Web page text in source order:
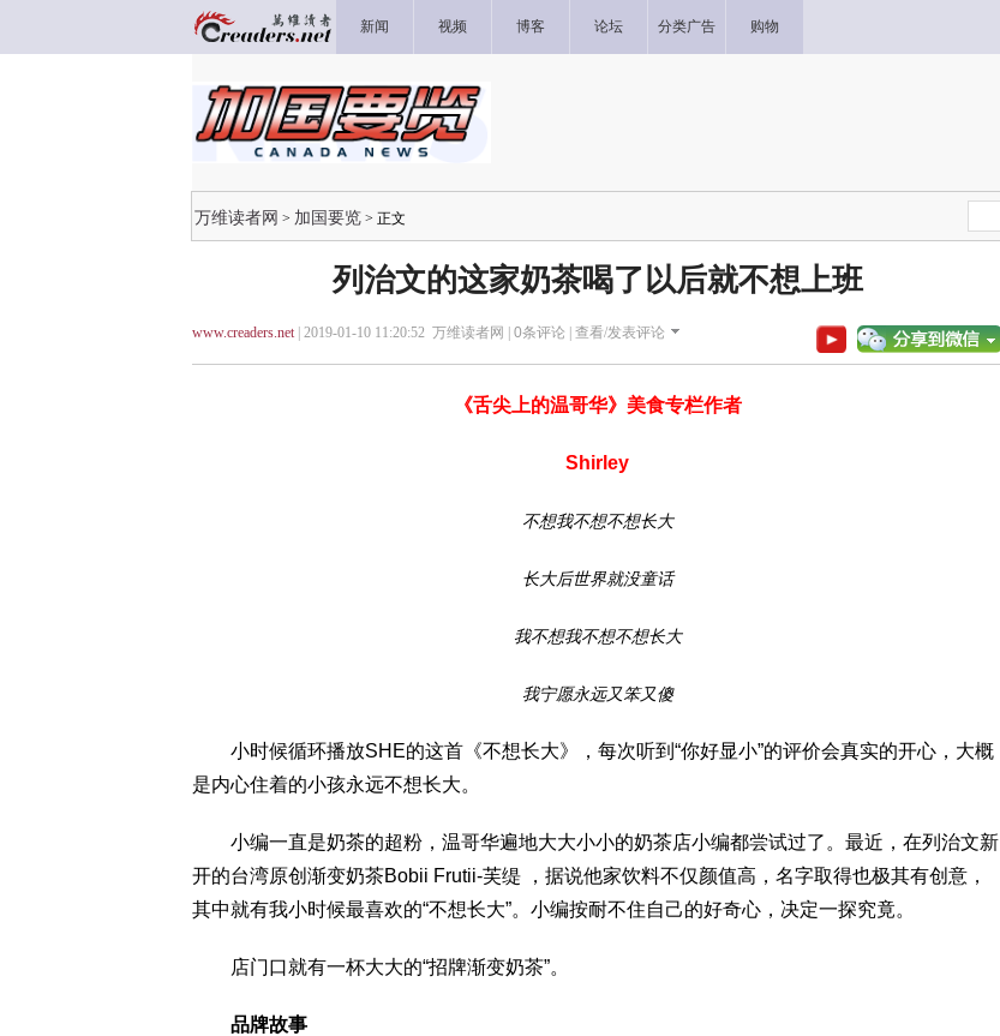
新闻 视频 博客 论坛 分类广告 购物
万维读者网 > 加国要览 > 正文
列治文的这家奶茶喝了以后就不想上班
www.creaders.net| 2019-01-10 11:20:52 万维读者网 | 0条评论 | 查看/发表评论
《舌尖上的温哥华》美食专栏作者
Shirley
不想我不想不想长大
长大后世界就没童话
我不想我不想不想长大
我宁愿永远又笨又傻
小时候循环播放SHE的这首《不想长大》，每次听到“你好显小”的评价会真实的开心，大概
是内心住着的小孩永远不想长大。
小编一直是奶茶的超粉，温哥华遍地大大小小的奶茶店小编都尝试过了。最近，在列治文新
开的台湾原创渐变奶茶Bobii Frutii-芙缇 ，据说他家饮料不仅颜值高，名字取得也极其有创意，
其中就有我小时候最喜欢的“不想长大”。小编按耐不住自己的好奇心，决定一探究竟。
店门口就有一杯大大的“招牌渐变奶茶”。
品牌故事